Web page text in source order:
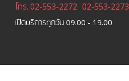
โทร. 02-553-2272 02-553-2273
เปิดบริการทุกวัน 09.00 - 19.00